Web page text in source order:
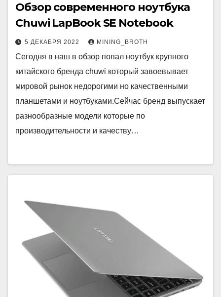
Обзор современного ноутбука
Chuwi LapBook SE Notebook
5 ДЕКАБРЯ 2022 MINING_BROTH
Сегодня в наш в обзор попал ноутбук крупного
китайского бренда chuwi который завоевывает
мировой рынок недорогими но качественными
планшетами и ноутбуками.Сейчас бренд выпускает
разнообразные модели которые по
производительности и качеству…